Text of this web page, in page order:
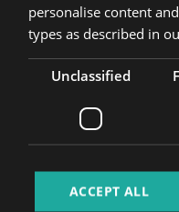
إضافة إلى القائمة
personalise content
types as described in
Unclassified
ACCEPT ALL